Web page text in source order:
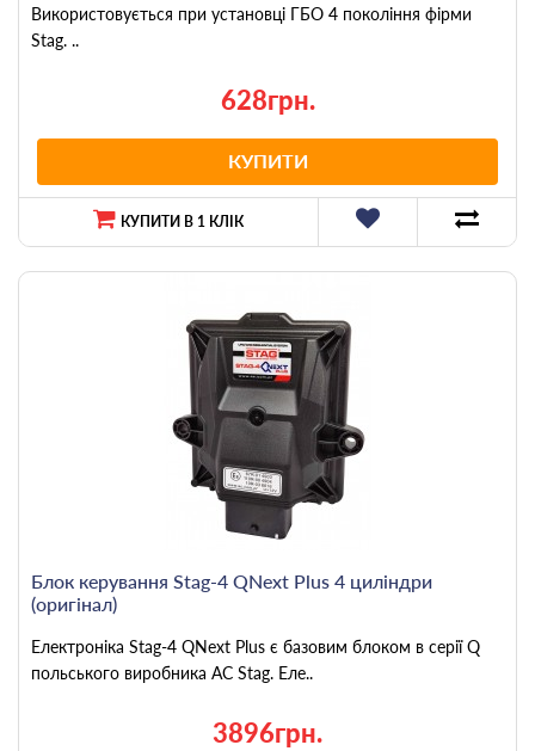
Використовується при установці ГБО 4 покоління фірми
Stag. ..
628грн.
КУПИТИ
КУПИТИ В 1 КЛІК
Блок керування Stag-4 QNext Plus 4 циліндри
(оригінал)
Електроніка Stag-4 QNext Plus є базовим блоком в серії Q
польського виробника AC Stag. Еле..
3896грн.